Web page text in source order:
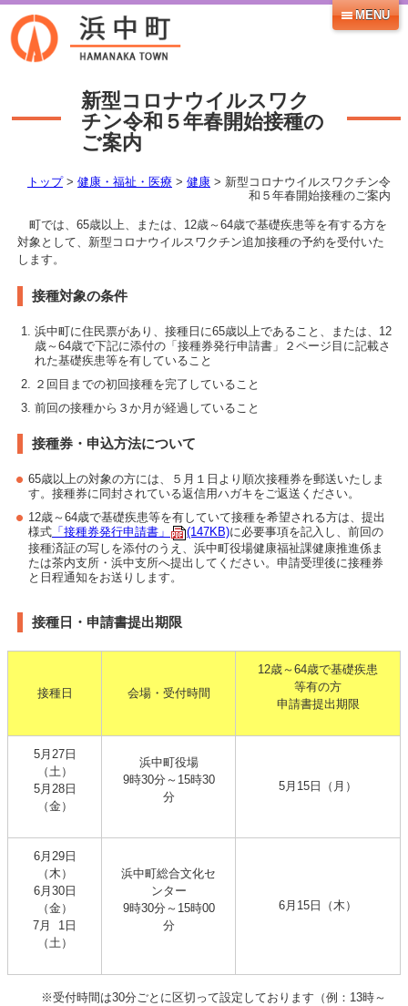
MENU
新型コロナウイルスワク
チン令和５年春開始接種の
ご案内
トップ> 健康・福祉・医療 > 健康 > 新型コロナウイルスワクチン令
和５年春開始接種のご案内
町では、65歳以上、または、12歳～64歳で基礎疾患等を有する方を
対象として、新型コロナウイルスワクチン追加接種の予約を受付いた
します。
接種対象の条件
浜中町に住民票があり、接種日に65歳以上であること、または、12
歳～64歳で下記に添付の「接種券発行申請書」２ページ目に記載さ
れた基礎疾患等を有していること
２回目までの初回接種を完了していること
前回の接種から３か月が経過していること
接種券・申込方法について
65歳以上の対象の方には、５月１日より順次接種券を郵送いたしま
す。接種券に同封されている返信用ハガキをご返送ください。
12歳～64歳で基礎疾患等を有していて接種を希望される方は、提出
様式 「接種券発行申請書」 (147KB)に必要事項を記入し、前回の
接種済証の写しを添付のうえ、浜中町役場健康福祉課健康推進係ま
たは茶内支所・浜中支所へ提出してください。申請受理後に接種券
と日程通知をお送りします。
接種日・申請書提出期限
接種日 会場・受付時間
12歳～64歳で基礎疾患
等有の方
申請書提出期限
5月27日
（土）
5月28日
（金）
浜中町役場
9時30分～15時30
分
5月15日（月）
6月29日
（木）
6月30日
（金）
7月 1日
（土）
浜中町総合文化セ
ンター
9時30分～15時00
分
6月15日（木）
※受付時間は30分ごとに区切って設定しております（例：13時～